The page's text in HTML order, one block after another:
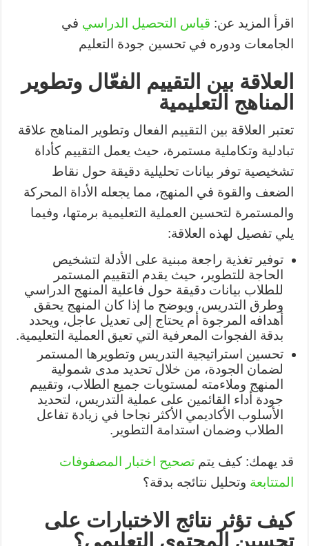
اقرأ المزيد عن: قياس التحصيل الدراسي في
الجامعات ودوره في تحسين جودة التعليم
العلاقة بين التقييم الفعّال وتطوير
المناهج التعليمية
تعتبر العلاقة بين التقييم الفعال وتطوير المناهج علاقة
تبادلية وتكاملية مستمرة، حيث يعمل التقييم كأداة
تشخيصية توفر بيانات تحليلية دقيقة حول نقاط
الضعف والقوة في المنهج، مما يجعله الأداة المحركة
والمستمرة لتحسين العملية التعليمية برمتها، وفيما
يلي تفصيل لهذه العلاقة:
توفير تغذية راجعة مبنية على الأدلة لتشخيص
الحاجة للتطوير، حيث يقدم التقييم المستمر
للطلاب بيانات دقيقة حول فاعلية المنهج الدراسي
وطرق التدريس، ويوضح ما إذا كان المنهج يحقق
أهدافه المرجوة أم يحتاج إلى تعديل عاجل، ويحدد
بدقة الفجوات المعرفية التي تعيق العملية التعليمية.
تحسين استراتيجية التدريس وتطويرها المستمر
لضمان الجودة، من خلال تحديد مدى شمولية
المنهج وملاءمته لمستويات جميع الطلاب، وتقييم
جودة أداء القائمين على عملية التدريس، لتحديد
الأسلوب الأكاديمي الأكثر نجاحا في زيادة تفاعل
الطلاب وضمان استدامة التطوير.
قد يهمك: كيف يتمتصحيح اختبار المصفوفات
المتتابعة وتحليل نتائجه بدقة؟
كيف تؤثر نتائج الاختبارات على
تحسين المحتوى التعليمي؟